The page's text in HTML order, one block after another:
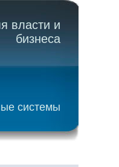
власти и
бизнеса
системы